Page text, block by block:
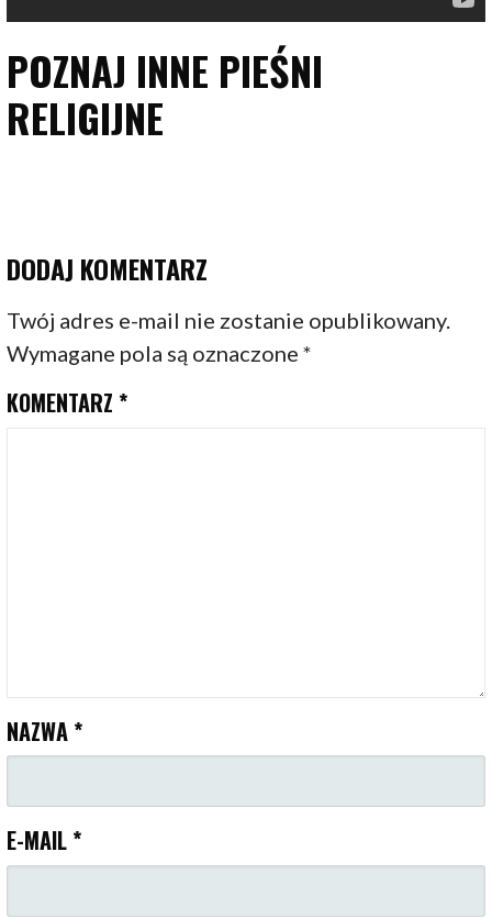
POZNAJ INNE PIEŚNI
RELIGIJNE
DODAJ KOMENTARZ
Twój adres e-mail nie zostanie opublikowany.
Wymagane pola są oznaczone*
KOMENTARZ *
NAZWA *
E-MAIL *